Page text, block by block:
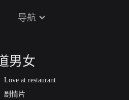
导航
男女
Love at restaurant
剧情片